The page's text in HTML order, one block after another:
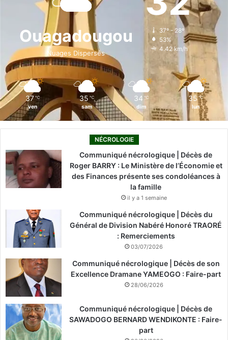
b
o
k
i
n
a
g
r
o
k
Ouagadougou
Nuages Dispersés
37º - 28º
53%
4.42 km/h
37 ℃
ven
35 ℃
sam
34 ℃
dim
35 ℃
lun
NÉCROLOGIE
Communiqué nécrologique | Décès de
Roger BARRY : Le Ministère de l’Économie et
des Finances présente ses condoléances à
la famille
il y a 1 semaine
Communiqué nécrologique | Décès du
Général de Division Nabéré Honoré TRAORÉ
: Remerciements
03/07/2026
Communiqué nécrologique | Décès de son
Excellence Dramane YAMEOGO : Faire-part
28/06/2026
Communiqué nécrologique | Décès de
SAWADOGO BERNARD WENDIKONTE : Faire-
part